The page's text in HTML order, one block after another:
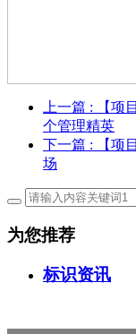
上一篇 : 【项
个管理精英
下一篇 : 【项
场
为您推荐
标识资讯